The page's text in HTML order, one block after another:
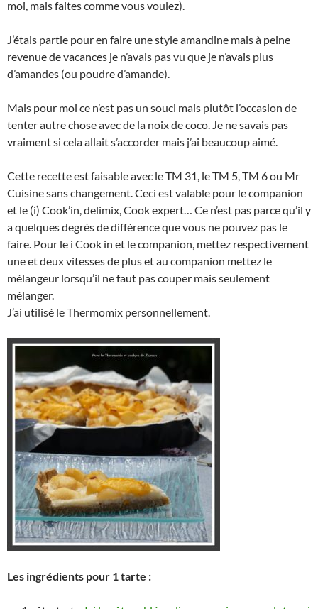
moi, mais faites comme vous voulez).
J’étais partie pour en faire une style amandine mais à peine
revenue de vacances je n’avais pas vu que je n’avais plus
d’amandes (ou poudre d’amande).
Mais pour moi ce n’est pas un souci mais plutôt l’occasion de
tenter autre chose avec de la noix de coco. Je ne savais pas
vraiment si cela allait s’accorder mais j’ai beaucoup aimé.
Cette recette est faisable avec le TM 31, le TM 5, TM 6 ou Mr
Cuisine sans changement. Ceci est valable pour le companion
et le (i) Cook’in, delimix, Cook expert… Ce n’est pas parce qu’il y
a quelques degrés de différence que vous ne pouvez pas le
faire. Pour le i Cook in et le companion, mettez respectivement
une et deux vitesses de plus et au companion mettez le
mélangeur lorsqu’il ne faut pas couper mais seulement
mélanger.
J’ai utilisé le Thermomix personnellement.
Les ingrédients pour 1 tarte :